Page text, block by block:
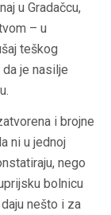
u Gradačcu,
– u
teškog
je nasilje
i brojne
ni u jednoj
nego
bolnicu
nešto i za